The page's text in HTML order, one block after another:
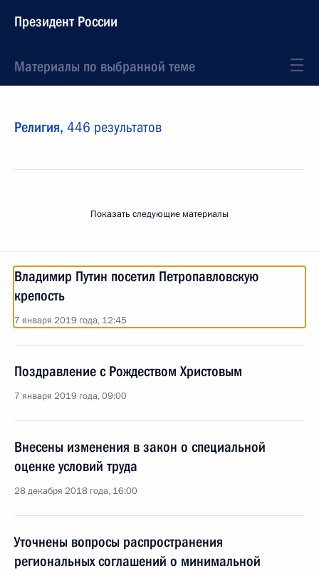
Президент России
Материалы по выбранной теме
Религия, 446 результатов
Показать следующие материалы
Владимир Путин посетил Петропавловскую
крепость
7 января 2019 года, 12:45
Поздравление с Рождеством Христовым
7 января 2019 года, 09:00
Внесены изменения в закон о специальной
оценке условий труда
28 декабря 2018 года, 16:00
Уточнены вопросы распространения
региональных соглашений о минимальной